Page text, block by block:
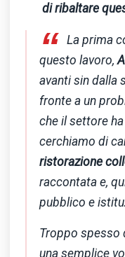
di ribaltare
“ La prima
questo lavoro,
avanti sin dalla
fronte a un
che il settore
cerchiamo di
ristorazione
raccontata e,
pubblico e
Troppo spesso
una semplice